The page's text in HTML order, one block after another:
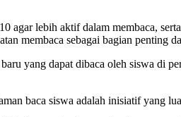
lebih aktif dalam membaca,
membaca sebagai bagian penting
yang dapat dibaca oleh siswa di
baca siswa adalah inisiatif yang